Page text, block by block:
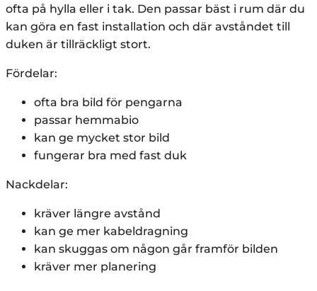
ofta på hylla eller i tak. Den passar bäst i rum där du
kan göra en fast installation och där avståndet till
duken är tillräckligt stort.
Fördelar:
ofta bra bild för pengarna
passar hemmabio
kan ge mycket stor bild
fungerar bra med fast duk
Nackdelar:
kräver längre avstånd
kan ge mer kabeldragning
kan skuggas om någon går framför bilden
kräver mer planering